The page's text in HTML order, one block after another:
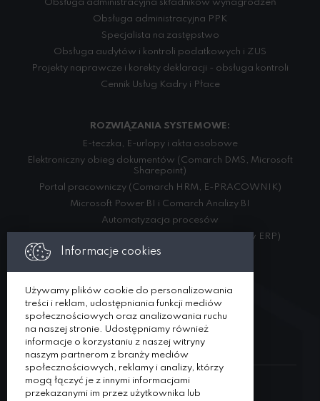
Informacje cookies
Używamy plików cookie do personalizowania
treści i reklam, udostępniania funkcji mediów
społecznościowych oraz analizowania ruchu
na naszej stronie. Udostępniamy również
informacje o korzystaniu z naszej witryny
naszym partnerom z branży mediów
społecznościowych, reklamy i analizy, którzy
mogą łączyć je z innymi informacjami
przekazanymi im przez użytkownika lub
Obsługa administracyjna składników wynagrodzeń
Obsługa administracyjna PPK
Specjalista na zastępstwo
Obsługa audytów i kontroli podatkowych i ZUS
Projekty naprawcze i korekty deklaracji - obsługa kontroli
Cennik Usług Kadry i Płace
ROZWIĄZANIA SYSTEMOWE:
E-teczka, E-urlopy i akta osobowe
Elektroniczny obieg dokumentów (Comarch DMS, Microsoft
Sharepoint)
Portal pracowniczy (Comarch HRM, E-PRACOWNIK)
Microsoft Power BI i Comarch Analizy BI
Automatyzacja procesów
Integracja danych (w ramach różnych systemów ERP)
Usługi kadrowo- płacowe
Rozwiązania systemowe
Specjalista ds. kadr i płac na zastępstwo
DORADZTWO BIZNESOWE